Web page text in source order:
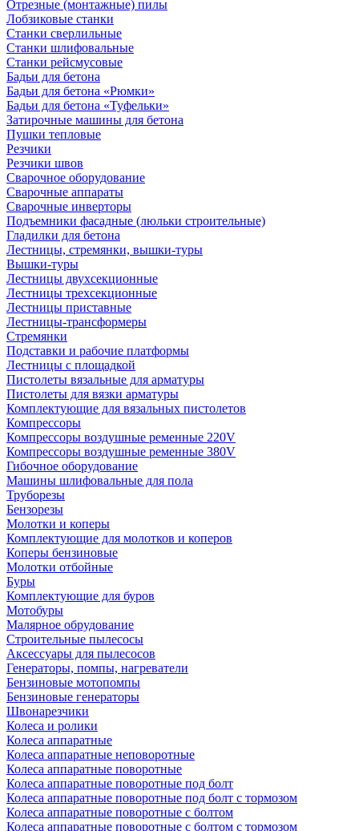
Отрезные (монтажные) пилы
Лобзиковые станки
Станки сверлильные
Станки шлифовальные
Станки рейсмусовые
Бадьи для бетона
Бадьи для бетона «Рюмки»
Бадьи для бетона «Туфельки»
Затирочные машины для бетона
Пушки тепловые
Резчики
Резчики швов
Сварочное оборудование
Сварочные аппараты
Сварочные инверторы
Подъемники фасадные (люльки строительные)
Гладилки для бетона
Лестницы, стремянки, вышки-туры
Вышки-туры
Лестницы двухсекционные
Лестницы трехсекционные
Лестницы приставные
Лестницы-трансформеры
Стремянки
Подставки и рабочие платформы
Лестницы с площадкой
Пистолеты вязальные для арматуры
Пистолеты для вязки арматуры
Комплектующие для вязальных пистолетов
Компрессоры
Компрессоры воздушные ременные 220V
Компрессоры воздушные ременные 380V
Гибочное оборудование
Машины шлифовальные для пола
Труборезы
Бензорезы
Молотки и коперы
Комплектующие для молотков и коперов
Коперы бензиновые
Молотки отбойные
Буры
Комплектующие для буров
Мотобуры
Малярное обрудование
Строительные пылесосы
Аксессуары для пылесосов
Генераторы, помпы, нагреватели
Бензиновые мотопомпы
Бензиновые генераторы
Швонарезчики
Колеса и ролики
Колеса аппаратные
Колеса аппаратные неповоротные
Колеса аппаратные поворотные
Колеса аппаратные поворотные под болт
Колеса аппаратные поворотные под болт с тормозом
Колеса аппаратные поворотные с болтом
Колеса аппаратные поворотные с болтом с тормозом